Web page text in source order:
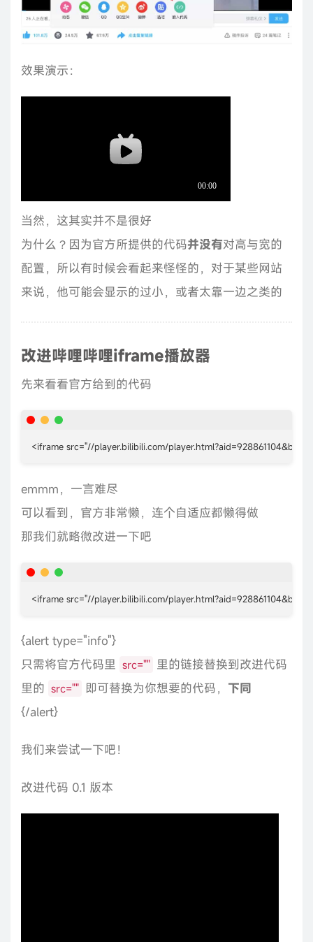
效果演示：
当然，这其实并不是很好
为什么？因为官方所提供的代码并没有对高与宽的
配置，所以有时候会看起来怪怪的，对于某些网站
来说，他可能会显示的过小，或者太靠一边之类的
改进哔哩哔哩iframe播放器
先来看看官方给到的代码
<iframe src="//player.bilibili.com/
emmm，一言难尽
可以看到，官方非常懒，连个自适应都懒得做
那我们就略微改进一下吧
<iframe src="//player.bilibili.com/
{alert type="info"}
只需将官方代码里 src="" 里的链接替换到改进代码
里的 src="" 即可替换为你想要的代码， 下同
{/alert}
我们来尝试一下吧！
改进代码 0.1 版本